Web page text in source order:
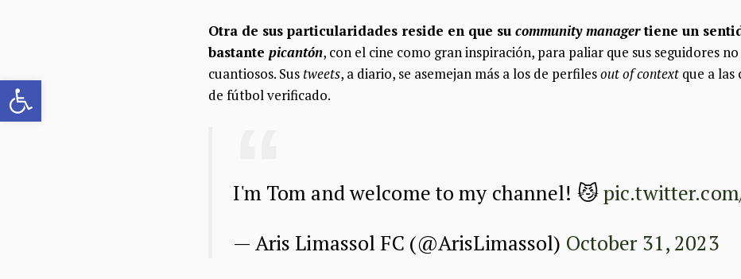
Abrir barra de herramientas
Otra de sus particularidades reside en que su community managertiene un
bastante picantón, con el cine como gran inspiración, para paliar que sus seguidores
cuantiosos. Sus tweets, a diario, se asemejan más a los de perfilesout of context que a las
de fútbol verificado.
I'm Tom and welcome to my channel! 😼
— Aris Limassol FC (@ArisLimassol) October 31, 2023